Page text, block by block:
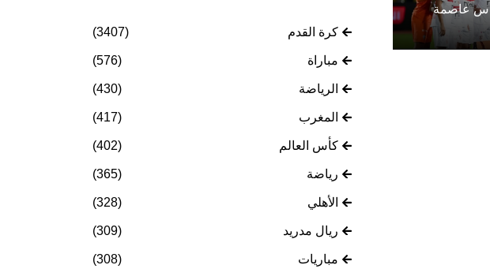
عاصمة
كرة القدم (3407)
مباراة (576)
الرياضة (430)
المغرب (417)
كأس العالم (402)
رياضة (365)
الأهلي (328)
ريال مدريد (309)
مباريات (308)